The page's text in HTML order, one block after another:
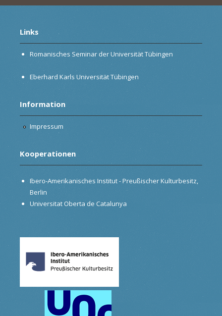
Links
Romanisches Seminar der Universität Tübingen
Eberhard Karls Universität Tübingen
Information
Impressum
Kooperationen
Ibero-Amerikanisches Institut - Preußischer Kulturbesitz,
Berlin
Universitat Oberta de Catalunya